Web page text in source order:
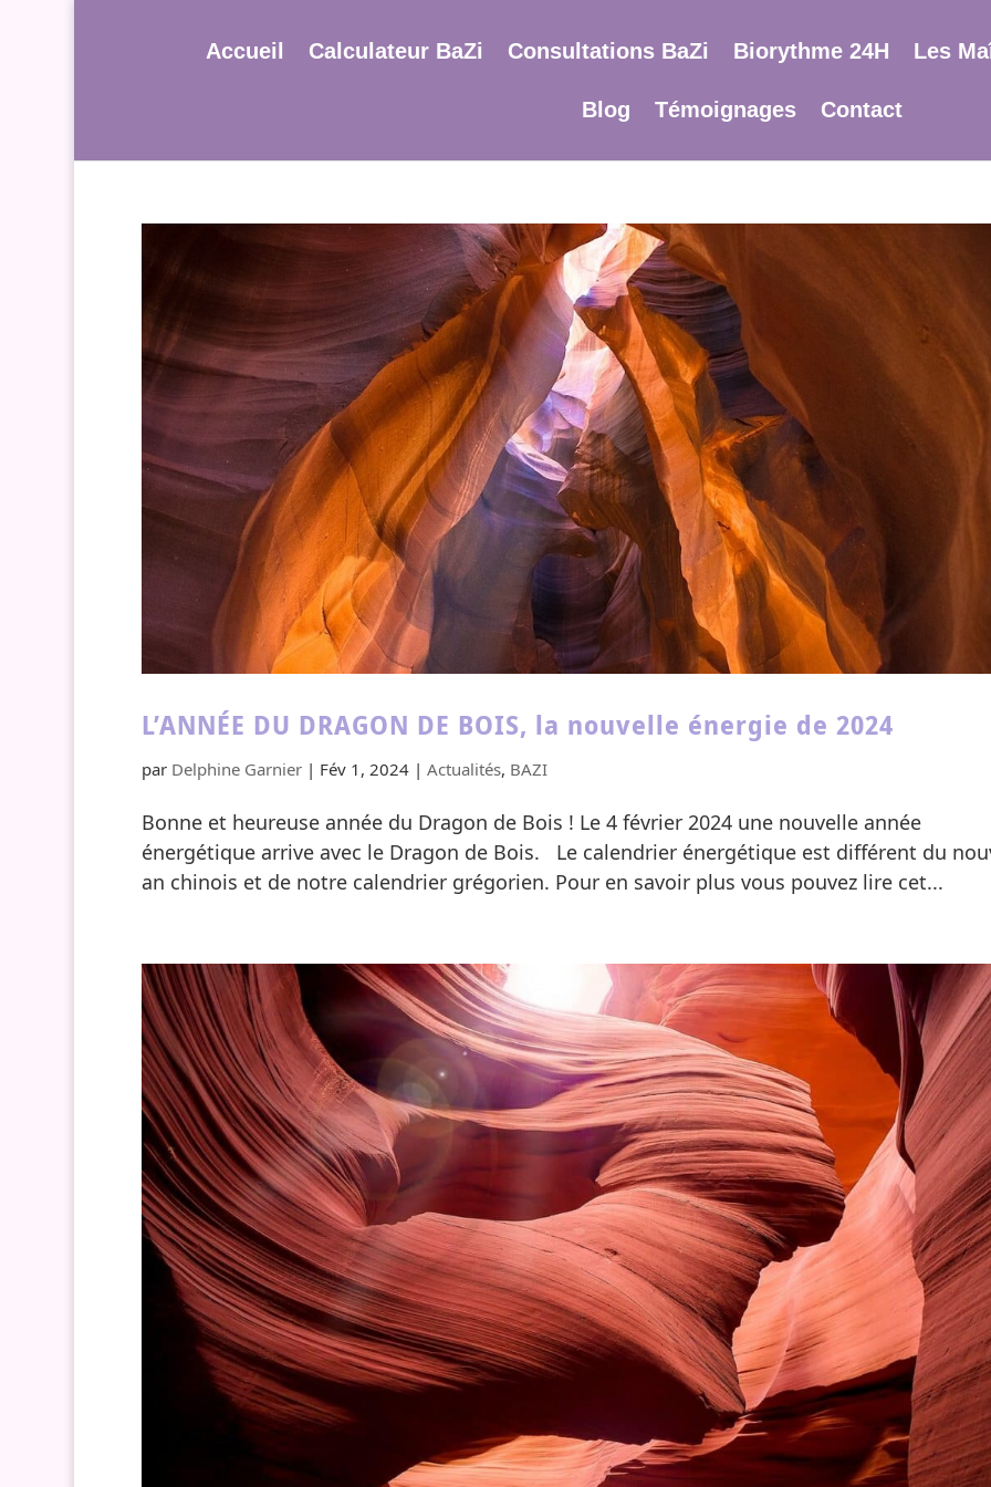
Accueil Calculateur BaZi Consultations BaZi Biorythme 24H Les
Blog Témoignages Contact
L’ANNÉE DU DRAGON DE BOIS, la nouvelle énergie de 2024
par Delphine Garnier| Fév 1, 2024| Actualités, BAZI
Bonne et heureuse année du Dragon de Bois ! Le 4 février 2024 une nouvelle année
énergétique arrive avec le Dragon de Bois. Le calendrier énergétique est différent du
an chinois et de notre calendrier grégorien. Pour en savoir plus vous pouvez lire cet...